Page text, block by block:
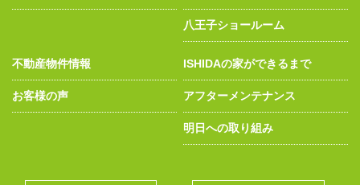
八王子ショールーム
不動産物件情報
お客様の声
ISHIDAの家ができるまで
アフターメンテナンス
明日への取り組み